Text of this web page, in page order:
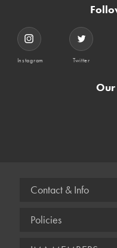
Instagram Twitter
Contact & Info
Policies